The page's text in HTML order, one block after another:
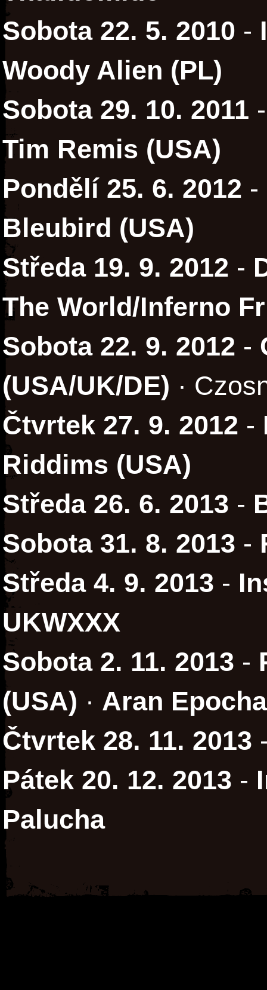
Sobota 22. 5. 2010 -
Woody Alien (PL)
Sobota 29. 10. 2011
Tim Remis (USA)
Pondělí 25. 6. 2012 -
Bleubird (USA)
Středa 19. 9. 2012 -
The World/Inferno
Sobota 22. 9. 2012 -
(USA/UK/DE) ·
Čtvrtek 27. 9. 2012 -
Riddims (USA)
Středa 26. 6. 2013 -
Sobota 31. 8. 2013 -
Středa 4. 9. 2013 -
UKWXXX
Sobota 2. 11. 2013 -
(USA) · Aran
Čtvrtek 28. 11. 2013
Pátek 20. 12. 2013 -
Palucha